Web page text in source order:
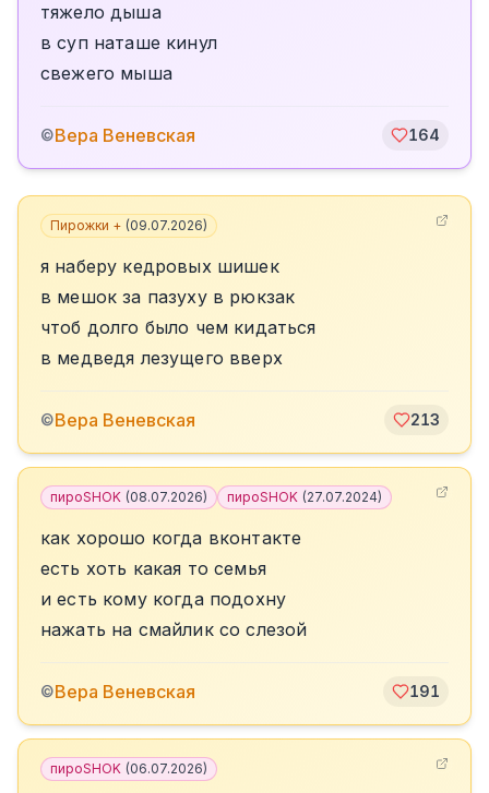
тяжело дыша
в суп наташе кинул
свежего мыша
©Вера Веневская 164
Пирожки + (09.07.2026)
я наберу кедровых шишек
в мешок за пазуху в рюкзак
чтоб долго было чем кидаться
в медведя лезущего вверх
©Вера Веневская 213
пироSHOK (08.07.2026) пироSHOK (27.07.2024)
как хорошо когда вконтакте
есть хоть какая то семья
и есть кому когда подохну
нажать на смайлик со слезой
©Вера Веневская 191
пироSHOK (06.07.2026)